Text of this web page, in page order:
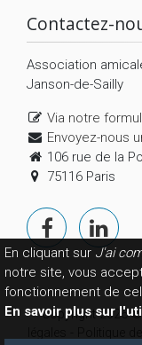
En cliquant sur J'ai
notre site, vous
fonctionnement de
En savoir plus sur
Contactez-
Association
Janson-de-Sailly
Via notre
Envoyez-nous
106 rue de la
75116 Paris
Copyright 2026 ©